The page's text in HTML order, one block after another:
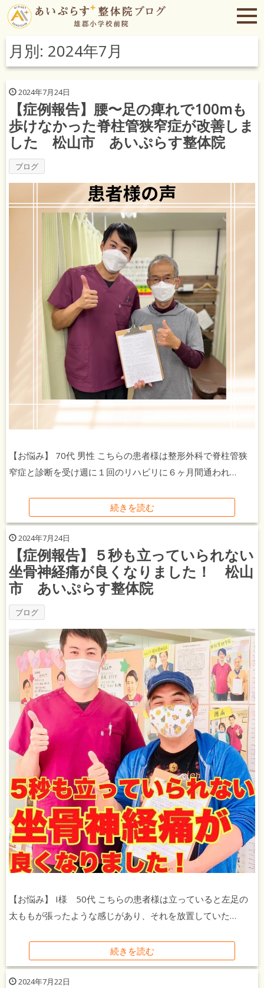
月別: 2024年7月
2024年7月24日
【症例報告】腰〜足の痺れで100mも
歩けなかった脊柱管狭窄症が改善しま
した 松山市 あいぷらす整体院
ブログ
【お悩み】 70代 男性 こちらの患者様は整形外科で脊柱管狭
窄症と診断を受け週に１回のリハビリに６ヶ月間通われ…
続きを読む
2024年7月24日
【症例報告】５秒も立っていられない
坐骨神経痛が良くなりました！ 松山
市 あいぷらす整体院
ブログ
【お悩み】 I様 50代 こちらの患者様は立っていると左足の
太ももが張ったような感じがあり、それを放置していた…
続きを読む
2024年7月22日